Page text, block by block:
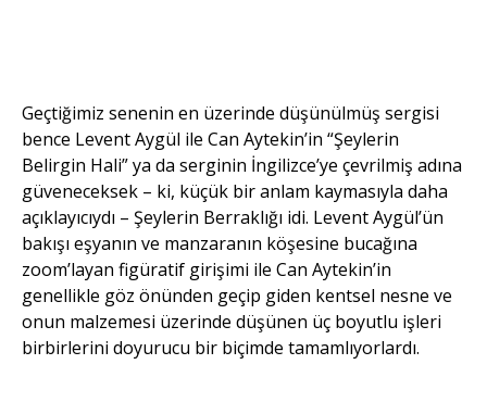
Geçtiğimiz senenin en üzerinde düşünülmüş sergisi
bence Levent Aygül ile Can Aytekin’in “Şeylerin
Belirgin Hali” ya da serginin İngilizce’ye çevrilmiş adına
güveneceksek – ki, küçük bir anlam kaymasıyla daha
açıklayıcıydı – Şeylerin Berraklığı idi. Levent Aygül’ün
bakışı eşyanın ve manzaranın köşesine bucağına
zoom’layan figüratif girişimi ile Can Aytekin’in
genellikle göz önünden geçip giden kentsel nesne ve
onun malzemesi üzerinde düşünen üç boyutlu işleri
birbirlerini doyurucu bir biçimde tamamlıyorlardı.